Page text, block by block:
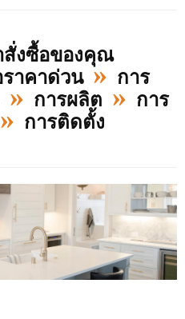
สั่งซื้อของคุณ
ราคาด่วน » การ
» การผลิต » การ
» การติดตั้ง